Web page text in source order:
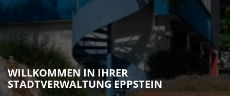
WILLKOMMEN IN IHRER
STADTVERWALTUNG EPPSTEIN